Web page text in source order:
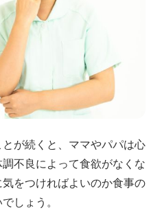
が続くと、ママやパパは心
不良によって食欲がなくな
をつければよいのか食事の
しょう。